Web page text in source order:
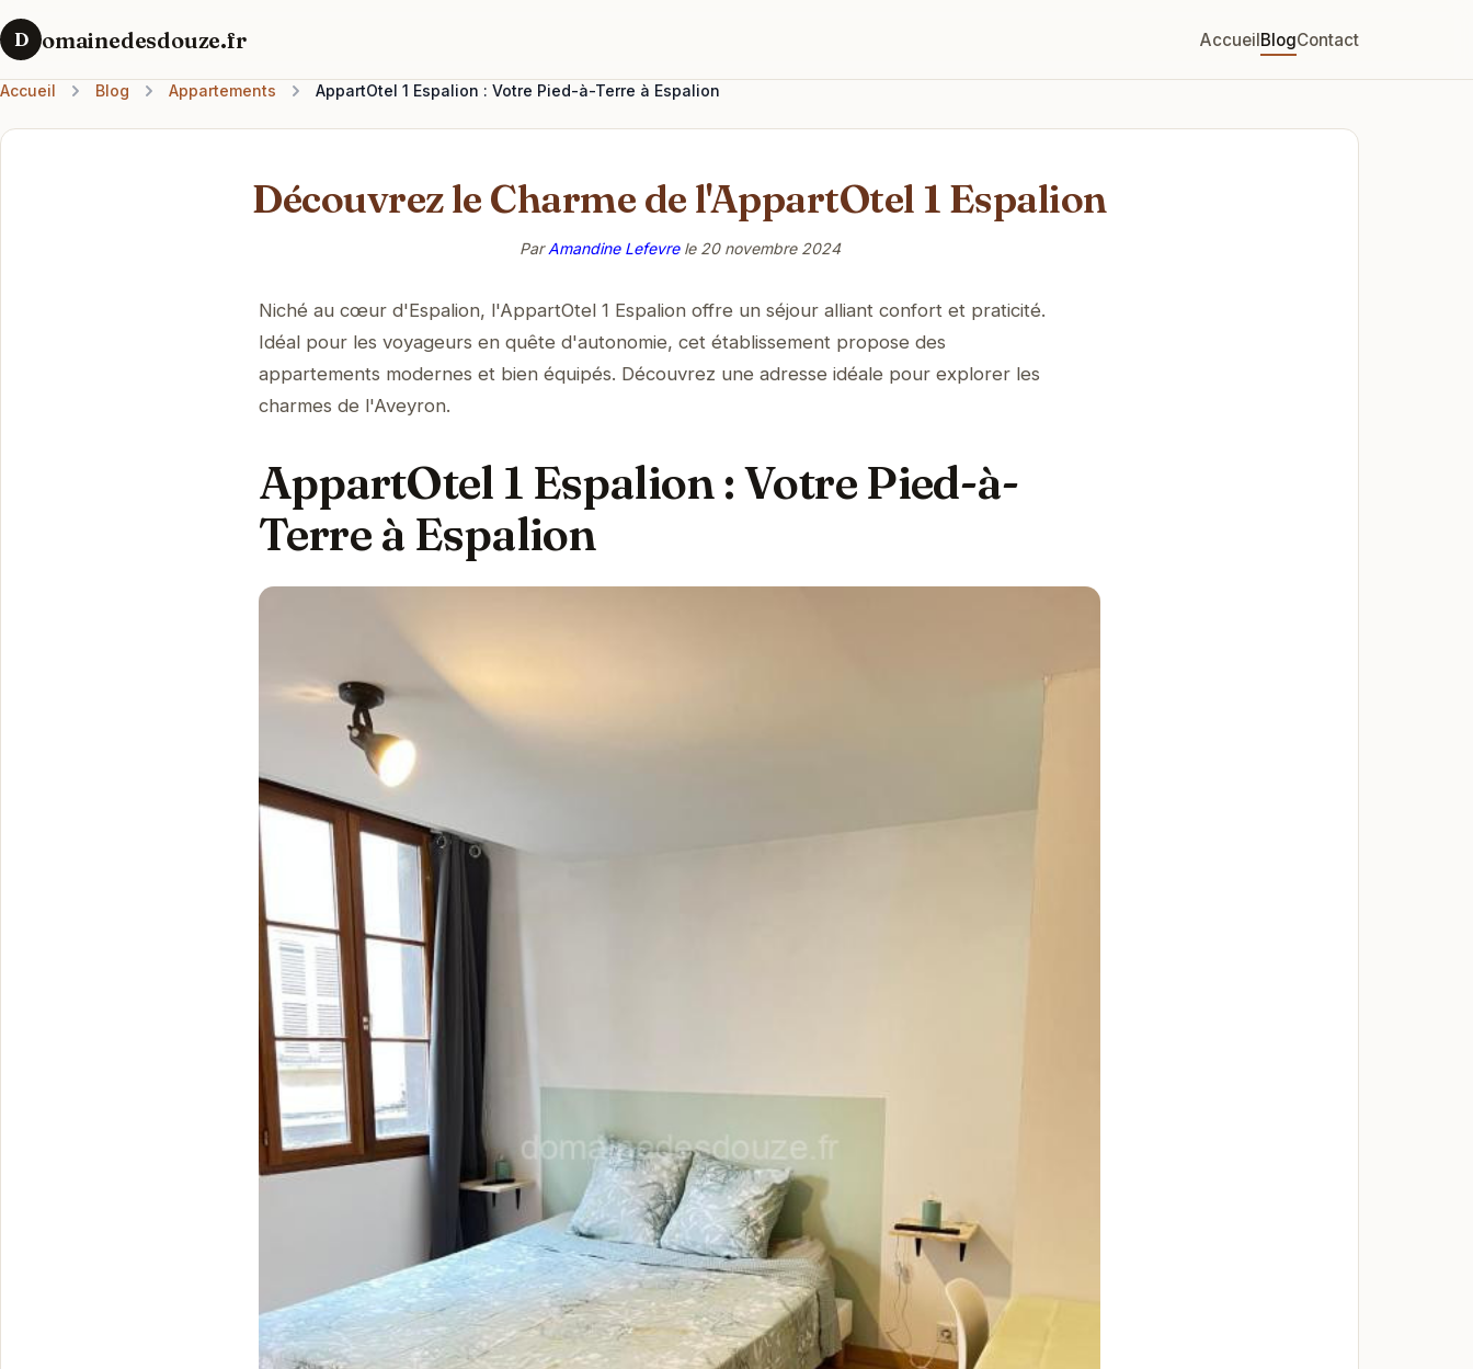
D omainedesdouze.fr AccueilBlogContact
Accueil Blog Appartements AppartOtel 1 Espalion : Votre Pied-à-Terre à Espalion
Découvrez le Charme de l'AppartOtel 1 Espalion
ParAmandine Lefevrele 20 novembre 2024
Niché au cœur d'Espalion, l'AppartOtel 1 Espalion offre un séjour alliant confort et praticité.
Idéal pour les voyageurs en quête d'autonomie, cet établissement propose des
appartements modernes et bien équipés. Découvrez une adresse idéale pour explorer les
charmes de l'Aveyron.
AppartOtel 1 Espalion : Votre Pied-à-
Terre à Espalion